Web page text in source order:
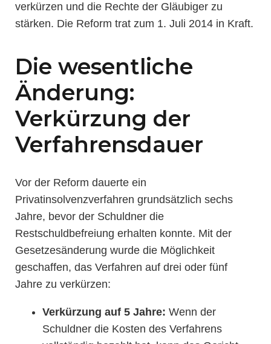
verkürzen und die Rechte der Gläubiger zu
stärken. Die Reform trat zum 1. Juli 2014 in Kraft.
Die wesentliche
Änderung:
Verkürzung der
Verfahrensdauer
Vor der Reform dauerte ein
Privatinsolvenzverfahren grundsätzlich sechs
Jahre, bevor der Schuldner die
Restschuldbefreiung erhalten konnte. Mit der
Gesetzesänderung wurde die Möglichkeit
geschaffen, das Verfahren auf drei oder fünf
Jahre zu verkürzen:
Verkürzung auf 5 Jahre: Wenn der
Schuldner die Kosten des Verfahrens